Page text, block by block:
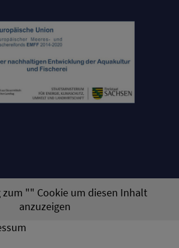
"" Cookie um diesen Inhalt
anzuzeigen